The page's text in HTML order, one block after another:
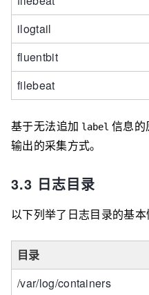
ilogtail
fluentbit
filebeat
基于无法追加 label 信息的
输出的采集方式。 ​
3.3 日志目录
以下列举了日志目录的基本
目录
/var/log/containers